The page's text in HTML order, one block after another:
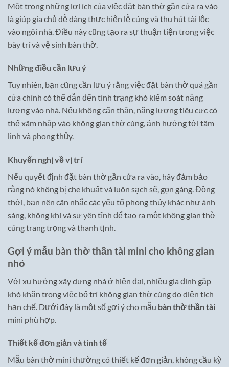
Một trong những lợi ích của việc đặt bàn thờ gần cửa ra vào
là giúp gia chủ dễ dàng thực hiện lễ cúng và thu hút tài lộc
vào ngôi nhà. Điều này cũng tạo ra sự thuận tiện trong việc
bày trí và vệ sinh bàn thờ.
Những điều cần lưu ý
Tuy nhiên, bạn cũng cần lưu ý rằng việc đặt bàn thờ quá gần
cửa chính có thể dẫn đến tình trạng khó kiểm soát năng
lượng vào nhà. Nếu không cẩn thận, năng lượng tiêu cực có
thể xâm nhập vào không gian thờ cúng, ảnh hưởng tới tâm
linh và phong thủy.
Khuyến nghị về vị trí
Nếu quyết định đặt bàn thờ gần cửa ra vào, hãy đảm bảo
rằng nó không bị che khuất và luôn sạch sẽ, gọn gàng. Đồng
thời, bạn nên cân nhắc các yếu tố phong thủy khác như ánh
sáng, không khí và sự yên tĩnh để tạo ra một không gian thờ
cúng trang trọng và thanh tịnh.
Gợi ý mẫu bàn thờ thần tài mini cho không gian
nhỏ
Với xu hướng xây dựng nhà ở hiện đại, nhiều gia đình gặp
khó khăn trong việc bố trí không gian thờ cúng do diện tích
hạn chế. Dưới đây là một số gợi ý cho mẫu bàn thờ thần tài
mini phù hợp.
Thiết kế đơn giản và tinh tế
Mẫu bàn thờ mini thường có thiết kế đơn giản, không cầu kỳ